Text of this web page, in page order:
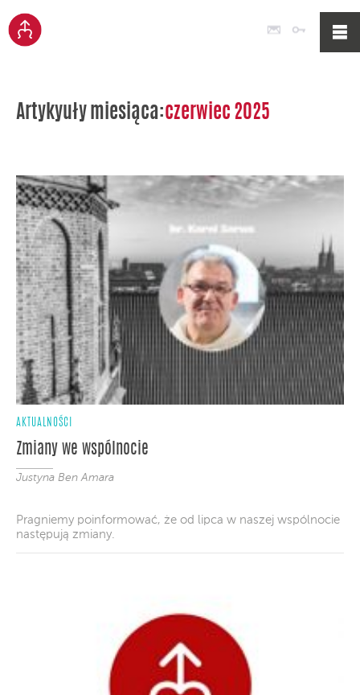
Poczta
Artykyuły miesiąca:czerwiec 2025
AKTUALNOŚCI
Zmiany we wspólnocie
Justyna Ben Amara
Pragniemy poinformować, że od lipca w naszej wspólnocie
następują zmiany.